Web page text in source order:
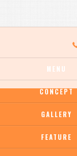
MENU
CONCEPT
GALLERY
FEATURE